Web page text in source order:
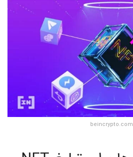
beincrypto.com